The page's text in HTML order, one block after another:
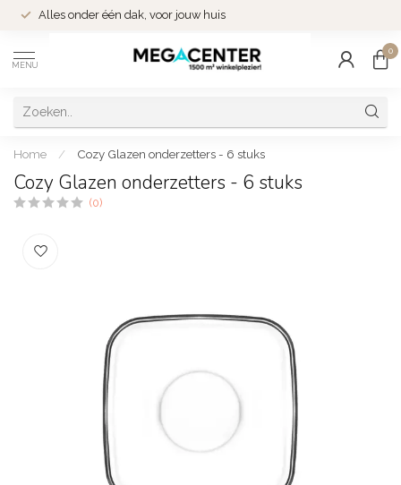
Alles onder één dak, voor jouw huis
MENU
0
Home / Cozy Glazen onderzetters - 6 stuks
Cozy Glazen onderzetters - 6 stuks
(0)